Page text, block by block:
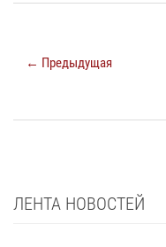
← Предыдущая
ЛЕНТА НОВОСТЕЙ